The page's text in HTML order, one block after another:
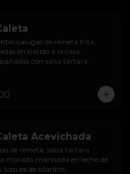
calugas de reineta frita,
en batido a la casa,
con salsa tártara.
Acevichada
de reineta, salsa tártara
morada marinada en leche de
toques de cilantro.